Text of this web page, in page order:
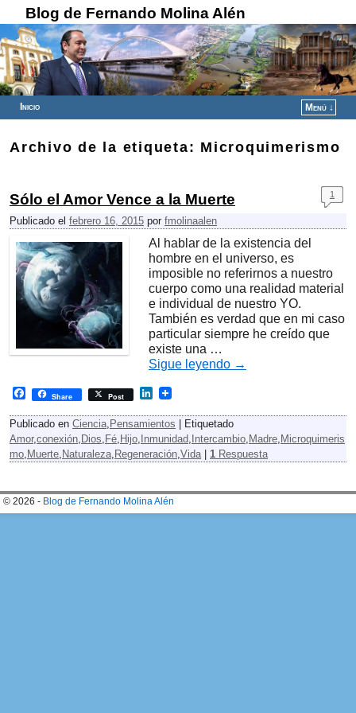
Blog de Fernando Molina Alén
Inicio
Menú ↓
Archivo de la etiqueta: Microquimerismo
Sólo el Amor Vence a la Muerte
Publicado el febrero 16, 2015 por fmolinaalen
1
Al hablar de la existencia del
hombre en el universo, es
imposible no referirnos a nuestro
cuerpo como una realidad material
e individual de nuestro YO.
También es verdad que en mi caso
particular siempre he creído que
existe una …
Sigue leyendo →
F
a
c
e
b
o
Share Post
L
n
k
e
d
Publicado en Ciencia, Pensamientos
Etiquetado
Amor,conexión, Dios, Fé, Hijo, Inmunidad, Intercambio, Madre, Microquimeris
mo, Muerte, Naturaleza, Regeneración,Vida 1 Respuesta
© 2026 - Blog de Fernando Molina Alén